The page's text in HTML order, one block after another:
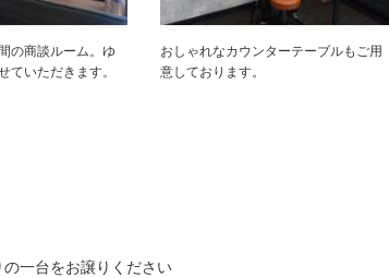
の商談ルーム。ゆ
ていただきます。
おしゃれなカウンターテーブルもご用
意しております。
一台をお譲りください